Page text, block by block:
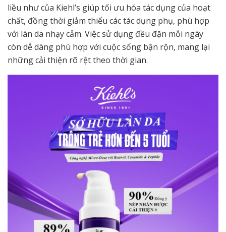
liều như của Kiehl’s giúp tối ưu hóa tác dụng của hoạt
chất, đồng thời giảm thiểu các tác dụng phụ, phù hợp
với làn da nhạy cảm. Việc sử dụng đều đặn mỗi ngày
còn dễ dàng phù hợp với cuộc sống bận rộn, mang lại
những cải thiện rõ rệt theo thời gian.